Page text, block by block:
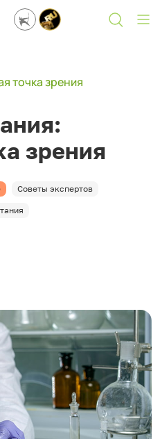
точка зрения
зрения
Советы экспертов